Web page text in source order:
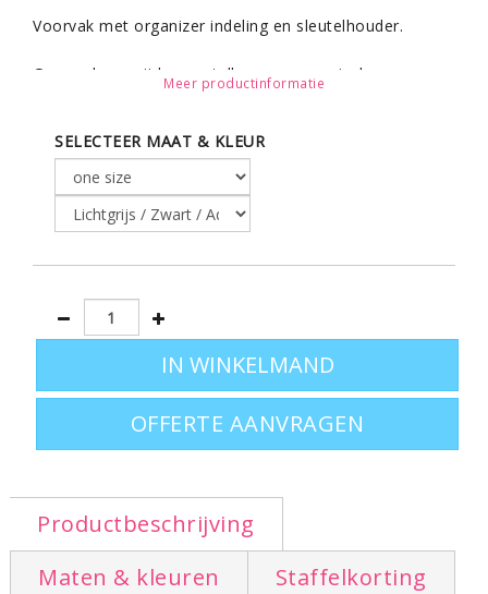
Voorvak met organizer indeling en sleutelhouder.
Gevoerde rugzijde, verstelbare ergonomische
Verkrijgbaar in: 4 kleuren
Meer productinformatie
SELECTEER MAAT & KLEUR
OFFERTE AANVRAGEN
Productbeschrijving
Maten & kleuren
Staffelkorting